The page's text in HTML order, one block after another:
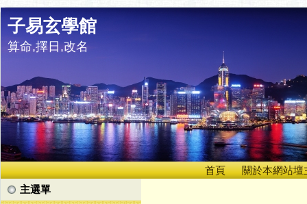
子易玄學館
算命,擇日,改名
首頁
關於本網站壇
主選單